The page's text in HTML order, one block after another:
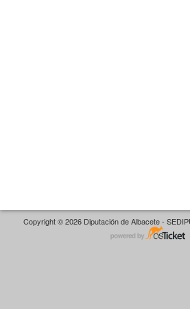
Copyright © 2026 Diputación de Albacete -